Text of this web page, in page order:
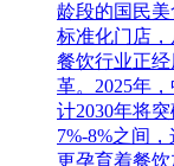
龄段的国民
标准化门店
餐饮行业正
革。2025年
计2030年将
7%-8%之间
更孕育着餐